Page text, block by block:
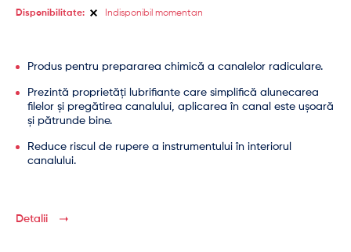
Disponibilitate:
Indisponibil momentan
Produs pentru prepararea chimică a canalelor radiculare.
Prezintă proprietăți lubrifiante care simplifică alunecarea
filelor și pregătirea canalului, aplicarea în canal este ușoară
și pătrunde bine.
Reduce riscul de rupere a instrumentului în interiorul
canalului.
Detalii